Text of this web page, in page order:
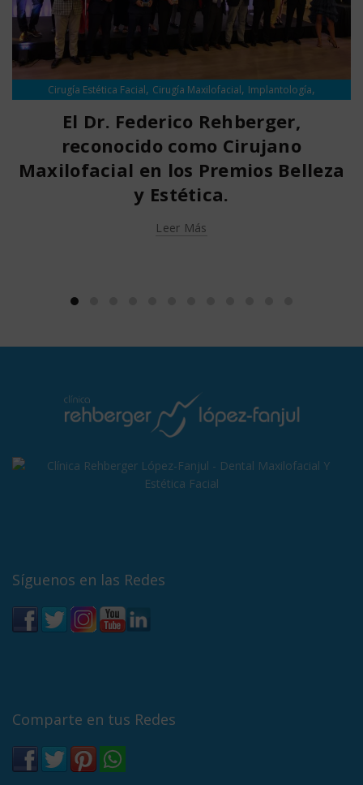
Cirugía Estética Facial, Cirugía Maxilofacial, Implantología,
El Dr. Federico Rehberger,
reconocido como Cirujano
Maxilofacial en los Premios Belleza
y Estética.
Leer Más
Síguenos en las Redes
Comparte en tus Redes